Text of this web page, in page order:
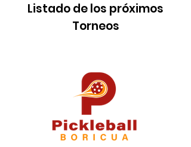
Listado de los próximos
Torneos